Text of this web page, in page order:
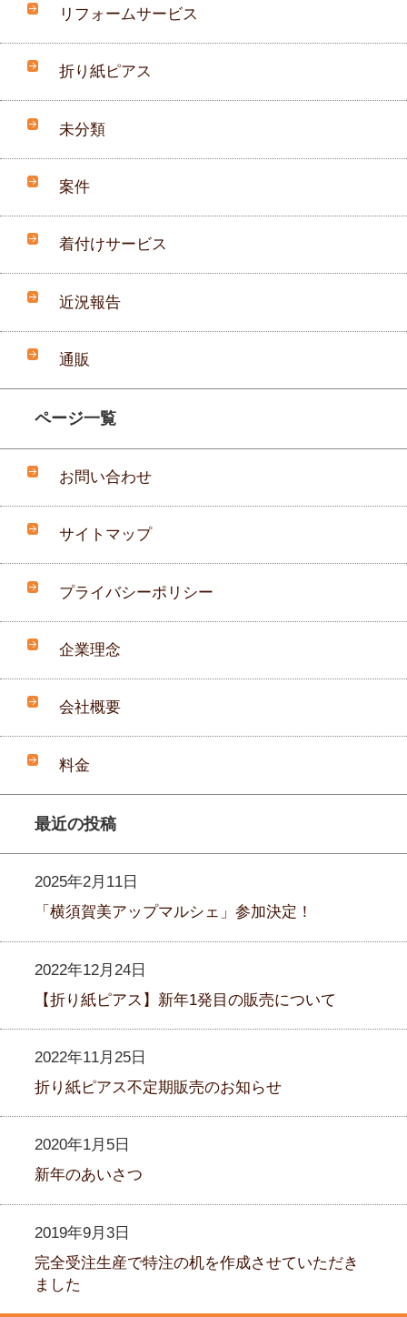
リフォームサービス
折り紙ピアス
未分類
案件
着付けサービス
近況報告
通販
ページ一覧
お問い合わせ
サイトマップ
プライバシーポリシー
企業理念
会社概要
料金
最近の投稿
2025年2月11日
「横須賀美アップマルシェ」参加決定！
2022年12月24日
【折り紙ピアス】新年1発目の販売について
2022年11月25日
折り紙ピアス不定期販売のお知らせ
2020年1月5日
新年のあいさつ
2019年9月3日
完全受注生産で特注の机を作成させていただき
ました